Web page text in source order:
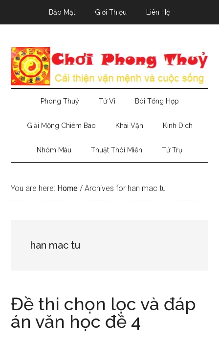
Bảo Mật Giới Thiệu Liên Hệ
Phong Thuỷ Tử Vi Bói Tổng Hợp
Giải Mộng Chiêm Bao Khai Vận Kinh Dịch
Nhóm Máu Thuật Thôi Miên Tứ Trụ
You are here: Home / Archives for han mac tu
han mac tu
Đề thi chọn lọc và đáp
án văn học đề 4